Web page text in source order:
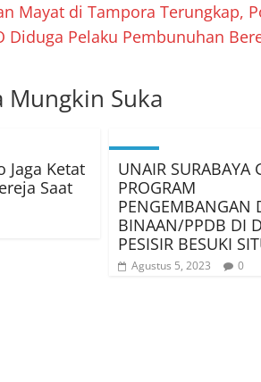
Mayat di Tampora Terungkap,
Diduga Pelaku Pembunuhan
Mungkin Suka
Jaga Ketat
Saat
UNAIR SURABAYA
PROGRAM
PENGEMBANGAN
BINAAN/PPDB DI
PESISIR BESUKI
Agustus 5, 2023 0